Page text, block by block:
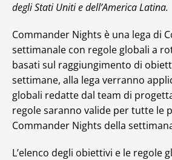
degli Stati Uniti e dell’America Latina.
Commander Nights è una lega di
settimanale con regole globali a
basati sul raggiungimento di
settimane, alla lega verranno
globali redatte dal team di
regole saranno valide per tutte le
Commander Nights della
L’elenco degli obiettivi e le regole